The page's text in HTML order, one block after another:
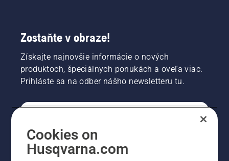
Zostaňte v obraze!
Získajte najnovšie informácie o nových
produktoch, špeciálnych ponukách a oveľa viac.
Prihláste sa na odber nášho newsletteru tu.
PROFESIONÁLNE
Cookies on
Husqvarna.com